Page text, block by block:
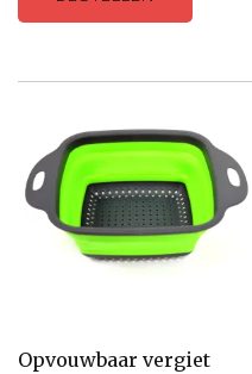
Opvouwbaar vergiet